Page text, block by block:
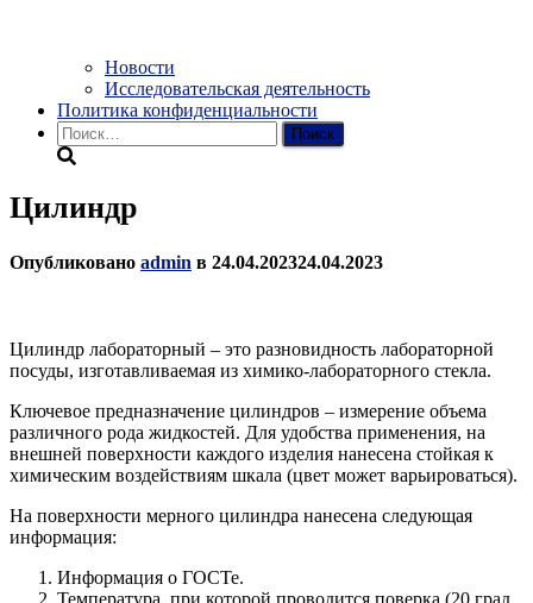
Новости
Исследовательская деятельность
Политика конфиденциальности
Найти:
Цилиндр
Опубликовано admin в 24.04.202324.04.2023
Цилиндр лабораторный – это разновидность лабораторной
посуды, изготавливаемая из химико-лабораторного стекла.
Ключевое предназначение цилиндров – измерение объема
различного рода жидкостей. Для удобства применения, на
внешней поверхности каждого изделия нанесена стойкая к
химическим воздействиям шкала (цвет может варьироваться).
На поверхности мерного цилиндра нанесена следующая
информация:
Информация о ГОСТе.
Температура, при которой проводится поверка (20 град.